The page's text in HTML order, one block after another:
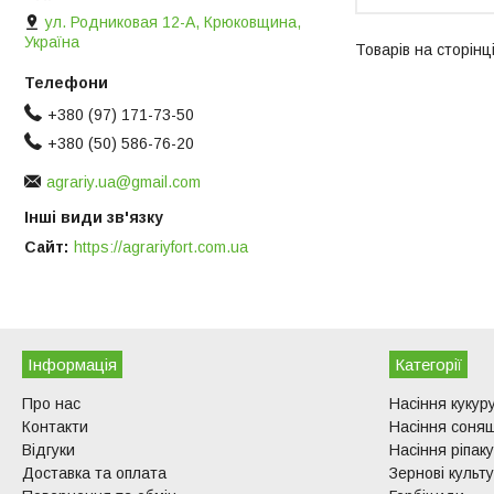
ул. Родниковая 12-А, Крюковщина,
Україна
+380 (97) 171-73-50
+380 (50) 586-76-20
agrariy.ua@gmail.com
Інші види зв'язку
Сайт
https://agrariyfort.com.ua
Інформація
Про нас
Контакти
Відгуки
Доставка та оплата
Категорії
Насіння
Насіння
Насіння ріпаку
Зернові